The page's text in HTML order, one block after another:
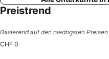
Preistrend
Basierend auf den niedrigsten
CHF 0